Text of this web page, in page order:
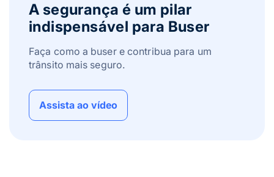
A segurança é um pilar
indispensável para Buser
Faça como a buser e contribua para um
trânsito mais seguro.
Assista ao vídeo